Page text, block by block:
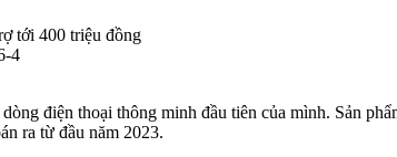
tới 400 triệu đồng
4
dòng điện thoại thông minh đầu tiên của mình. Sản
ra từ đầu năm 2023.